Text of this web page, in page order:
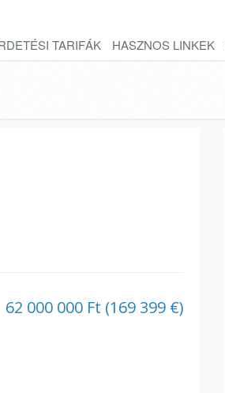
TARIFÁK HASZNOS LINKEK
62 000 000 Ft (169 399 €)